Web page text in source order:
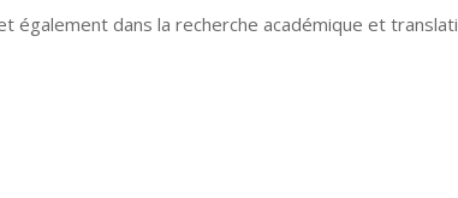
également dans la recherche académique et